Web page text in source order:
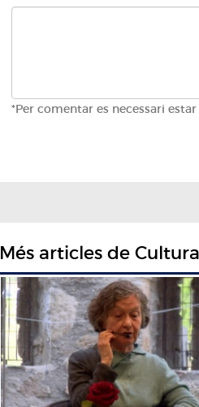
*Per comentar es necessari
Més articles de Cultura